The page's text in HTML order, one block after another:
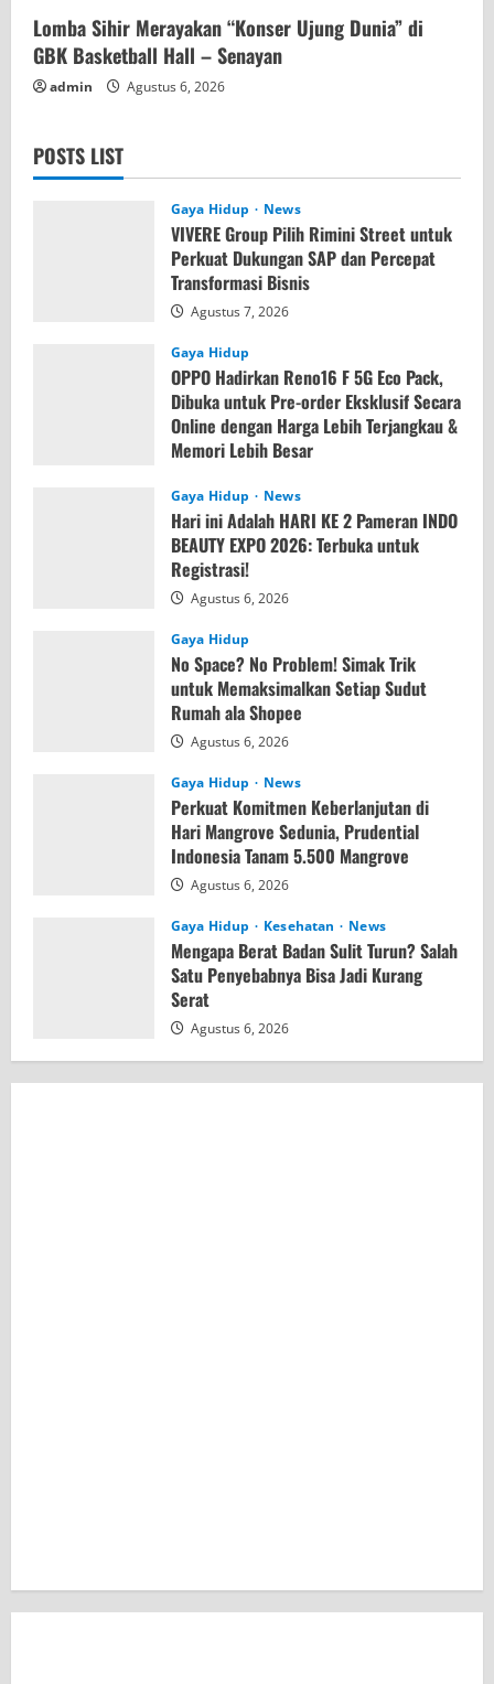
Lomba Sihir Merayakan “Konser Ujung Dunia” di
GBK Basketball Hall – Senayan
admin Agustus 6, 2026
POSTS LIST
Gaya Hidup News
VIVERE Group Pilih Rimini Street untuk
Perkuat Dukungan SAP dan Percepat
Transformasi Bisnis
Agustus 7, 2026
Gaya Hidup
OPPO Hadirkan Reno16 F 5G Eco Pack,
Dibuka untuk Pre-order Eksklusif Secara
Online dengan Harga Lebih Terjangkau &
Memori Lebih Besar
Gaya Hidup
News
Hari ini Adalah HARI KE 2 Pameran INDO
BEAUTY EXPO 2026: Terbuka untuk
Registrasi!
Agustus 6, 2026
Gaya Hidup
No Space? No Problem! Simak Trik
untuk Memaksimalkan Setiap Sudut
Rumah ala Shopee
Agustus 6, 2026
Gaya Hidup News
Perkuat Komitmen Keberlanjutan di
Hari Mangrove Sedunia, Prudential
Indonesia Tanam 5.500 Mangrove
Agustus 6, 2026
Gaya Hidup Kesehatan News
Mengapa Berat Badan Sulit Turun? Salah
Satu Penyebabnya Bisa Jadi Kurang
Serat
Agustus 6, 2026